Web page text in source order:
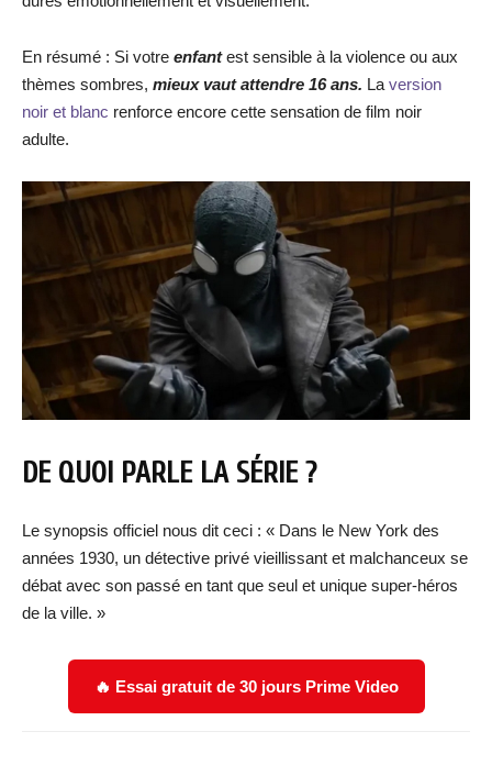
En résumé : Si votre enfantest sensible à la violence ou aux
thèmes sombres, mieux vaut attendre 16 ans. La version
noir et blanc renforce encore cette sensation de film noir
adulte.
DE QUOI PARLE LA SÉRIE ?
Le synopsis officiel nous dit ceci : « Dans le New York des
années 1930, un détective privé vieillissant et malchanceux se
débat avec son passé en tant que seul et unique super-héros
de la ville. »
🔥 Essai gratuit de 30 jours Prime Video